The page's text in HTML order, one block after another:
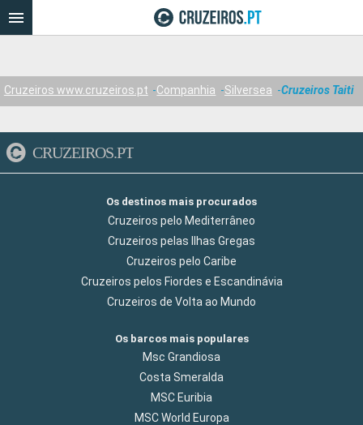
Cruzeiros www.cruzeiros.pt Companhia Silversea Cruzeiros Taiti
CRUZEIROS.PT
Os destinos mais procurados
Cruzeiros pelo Mediterrâneo
Cruzeiros pelas Ilhas Gregas
Cruzeiros pelo Caribe
Cruzeiros pelos Fiordes e Escandinávia
Cruzeiros de Volta ao Mundo
Os barcos mais populares
Msc Grandiosa
Costa Smeralda
MSC Euribia
MSC World Europa